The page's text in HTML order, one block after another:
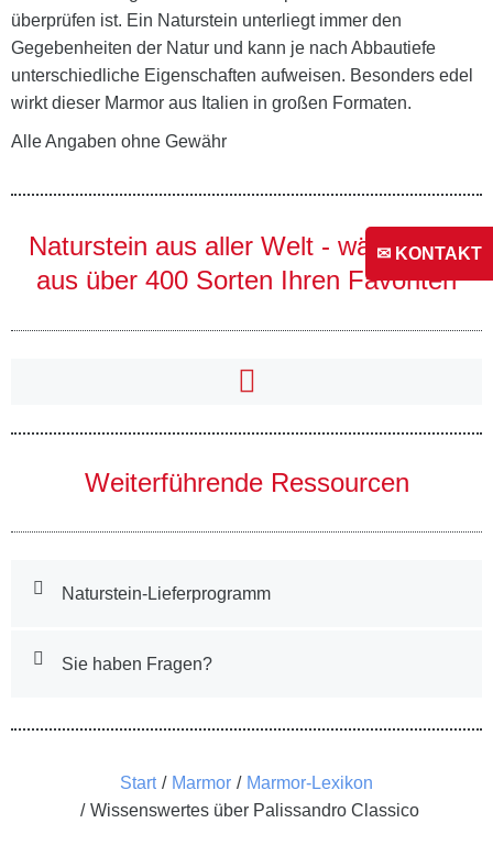
überprüfen ist. Ein Naturstein unterliegt immer den
Gegebenheiten der Natur und kann je nach Abbautiefe
unterschiedliche Eigenschaften aufweisen. Besonders edel
wirkt dieser Marmor aus Italien in großen Formaten.
Alle Angaben ohne Gewähr
Naturstein aus aller Welt - wählen Sie
aus über 400 Sorten Ihren Favoriten
Weiterführende Ressourcen
Naturstein-Lieferprogramm
Sie haben Fragen?
Sie befinden sich hier:
Start Marmor
Marmor-Lexikon
Wissenswertes über Palissandro Classico
✉ KONTAKT